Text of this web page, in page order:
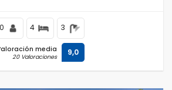
4 3
media
20 Valoraciones 9,0